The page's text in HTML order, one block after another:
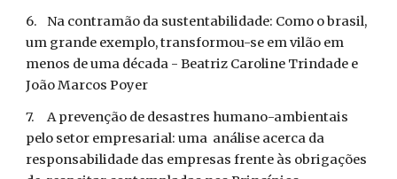
6.
Na contramão da sustentabilidade: Como o brasil,
um grande exemplo, transformou-se em vilão em
menos de uma década - Beatriz Caroline Trindade e
João Marcos Poyer
7.
A prevenção de desastres humano-ambientais
pelo setor empresarial: uma  análise acerca da
responsabilidade das empresas frente às obrigações